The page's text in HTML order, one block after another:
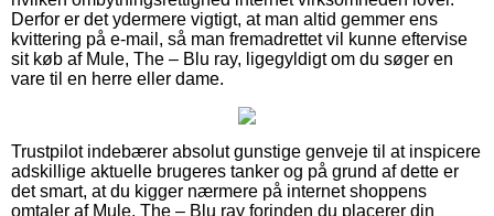
Derfor er det ydermere vigtigt, at man altid gemmer ens
kvittering på e-mail, så man fremadrettet vil kunne eftervise
sit køb af Mule, The – Blu ray, ligegyldigt om du søger en
vare til en herre eller dame.
Trustpilot indebærer absolut gunstige genveje til at inspicere
adskillige aktuelle brugeres tanker og på grund af dette er
det smart, at du kigger nærmere på internet shoppens
omtaler af Mule, The – Blu ray forinden du placerer din